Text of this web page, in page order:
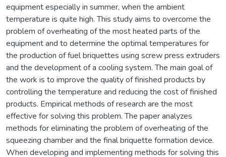
equipment especially in summer, when the ambient
temperature is quite high. This study aims to overcome the
problem of overheating of the most heated parts of the
equipment and to determine the optimal temperatures for
the production of fuel briquettes using screw press extruders
and the development of a cooling system. The main goal of
the work is to improve the quality of finished products by
controlling the temperature and reducing the cost of finished
products. Empirical methods of research are the most
effective for solving this problem. The paper analyzes
methods for eliminating the problem of overheating of the
squeezing chamber and the final briquette formation device.
When developing and implementing methods for solving this